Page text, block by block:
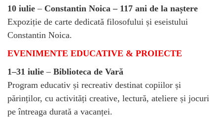
10 iulie – Constantin Noica – 117 ani de la naștere
Expoziție de carte dedicată filosofului și eseistului
Constantin Noica.
EVENIMENTE EDUCATIVE & PROIECTE
1–31 iulie – Biblioteca de Vară
Program educativ și recreativ destinat copiilor și
părinților, cu activități creative, lectură, ateliere și jocuri
pe întreaga durată a vacanței.